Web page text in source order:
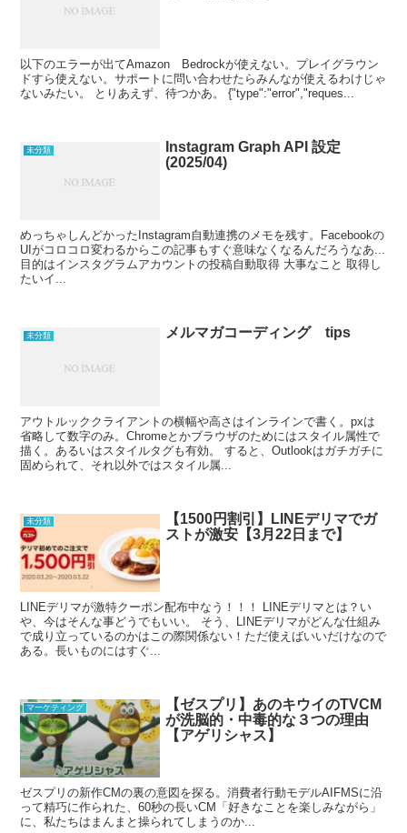
以下のエラーが出てAmazon Bedrockが使えない。プレイグラウン
ドすら使えない。サポートに問い合わせたらみんなが使えるわけじゃ
ないみたい。 とりあえず、待つかあ。 {"type":"error","reques...
未分類
Instagram Graph API 設定
(2025/04)
めっちゃしんどかったInstagram自動連携のメモを残す。Facebookの
UIがコロコロ変わるからこの記事もすぐ意味なくなるんだろうなあ...
目的はインスタグラムアカウントの投稿自動取得 大事なこと 取得し
たいイ...
未分類 メルマガコーディング tips
アウトルッククライアントの横幅や高さはインラインで書く。pxは
省略して数字のみ。Chromeとかブラウザのためにはスタイル属性で
描く。あるいはスタイルタグも有効。 すると、Outlookはガチガチに
固められて、それ以外ではスタイル属...
未分類
【1500円割引】LINEデリマでガ
ストが激安【3月22日まで】
LINEデリマが激特クーポン配布中なう！！！ LINEデリマとは？い
や、今はそんな事どうでもいい。 そう、LINEデリマがどんな仕組み
で成り立っているのかはこの際関係ない！ただ使えばいいだけなので
ある。長いものにはすぐ...
マーケティング
【ゼスプリ】あのキウイのTVCM
が洗脳的・中毒的な３つの理由
【アゲリシャス】
ゼスプリの新作CMの裏の意図を探る。消費者行動モデルAIFMSに沿
って精巧に作られた、60秒の長いCM「好きなことを楽しみながら」
に、私たちはまんまと操られてしまうのか...